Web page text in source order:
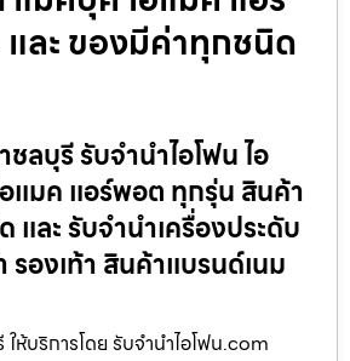
ละ ของมีค่าทุกชนิด
ชลบุรี รับจำนำไอโฟน ไอ
แมค แอร์พอต ทุกรุ่น สินค้า
และ รับจำนำเครื่องประดับ
รองเท้า สินค้าแบรนด์เนม
ให้บริการโดย รับจํานําไอโฟน.com